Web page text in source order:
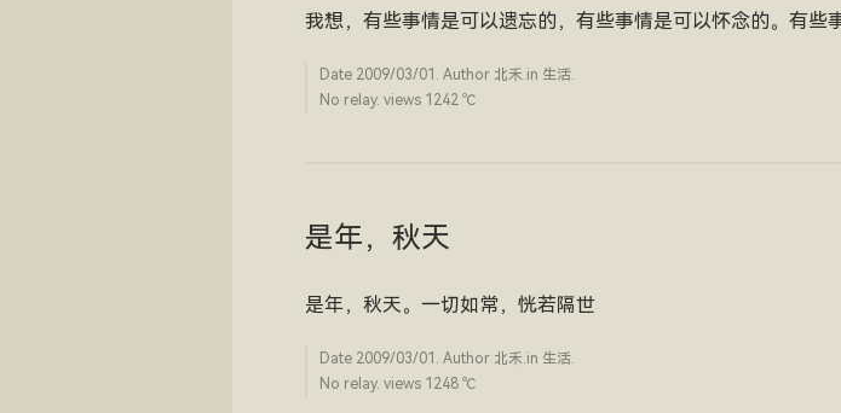
我想，有些事情是可以遗忘的，有些事情是可以怀念的。有些
Date 2009/03/01 . Author 北禾.in 生活.
No relay. views 1242 ­℃
是年，秋天
是年，秋天。一切如常，恍若隔世
Date 2009/03/01 . Author 北禾.in 生活.
No relay. views 1248 ­℃